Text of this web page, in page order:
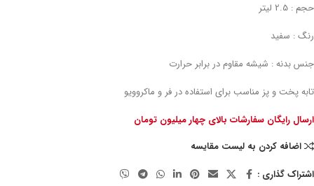
حجم : 2.5 لیتر
رنگ : سفید
جنس بدنه : شیشه مقاوم در برابر حرارت
تابه پخت و پز مناسب برای استفاده در فر و ماکروویو
ارسال رایگان سفارشات بالای چهار میلیون تومان
اضافه کردن به لیست مقایسه
اشتراک گذاری :